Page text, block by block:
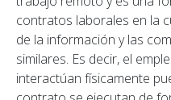
contratos laborales en la
de la información y las
similares. Es decir, el
interactúan físicamente